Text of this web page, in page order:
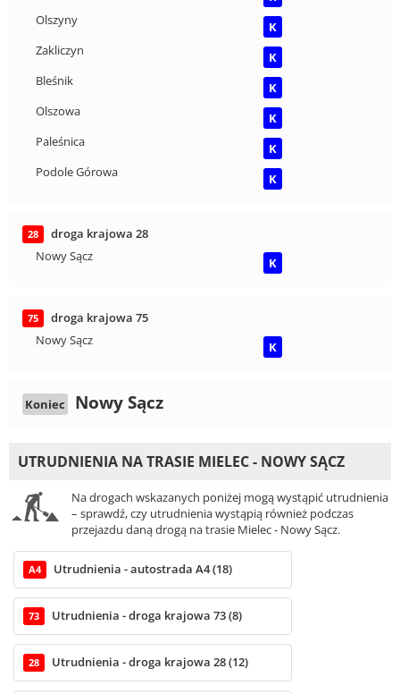
Olszyny
K
Zakliczyn
K
Bleśnik
K
Olszowa
K
Paleśnica
K
Podole Górowa
K
28
droga krajowa 28
Nowy Sącz
K
75
droga krajowa 75
Nowy Sącz
K
Koniec Nowy Sącz
UTRUDNIENIA NA TRASIE MIELEC - NOWY SĄCZ
Na drogach wskazanych poniżej mogą wystąpić utrudnienia
– sprawdź, czy utrudnienia wystąpią również podczas
przejazdu daną drogą na trasie Mielec - Nowy Sącz.
A4 Utrudnienia - autostrada A4 (18)
73 Utrudnienia - droga krajowa 73 (8)
28 Utrudnienia - droga krajowa 28 (12)